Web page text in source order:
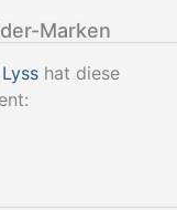
Marken
hat diese